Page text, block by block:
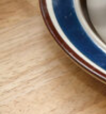
すべて
関西で開催。
おすすめの展
おすすめの映画
誠光社で選び